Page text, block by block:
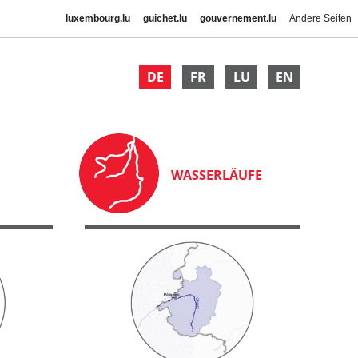
luxembourg.lu guichet.lu gouvernement.lu Andere Seiten
DE FR LU EN
WASSERLÄUFE